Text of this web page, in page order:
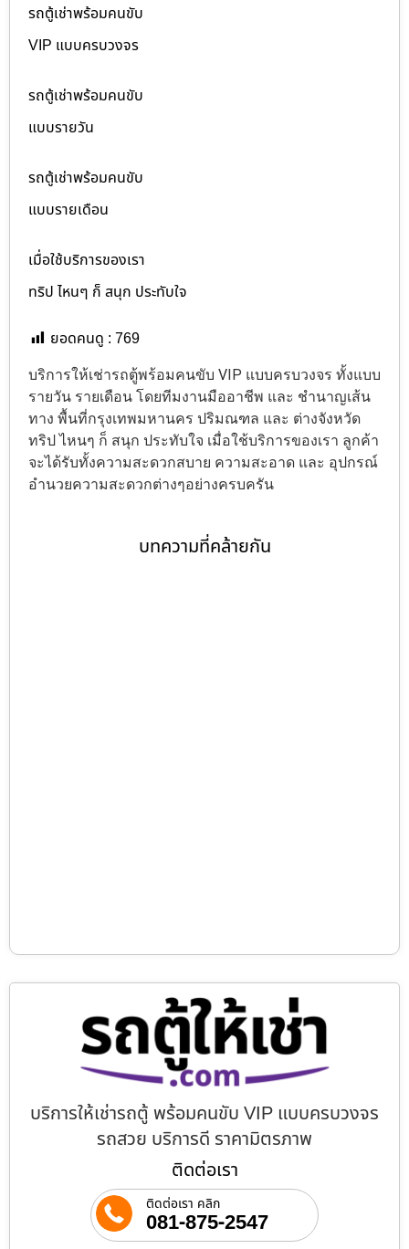
รถตู้เช่าพร้อมคนขับ
VIP แบบครบวงจร
รถตู้เช่าพร้อมคนขับ
แบบรายวัน
รถตู้เช่าพร้อมคนขับ
แบบรายเดือน
เมื่อใช้บริการของเรา
ทริป ไหนๆ ก็ สนุก ประทับใจ
ยอดคนดู : 769
บริการให้เช่ารถตู้พร้อมคนขับ VIP แบบครบวงจร ทั้งแบบ
รายวัน รายเดือน โดยทีมงานมืออาชีพ และ ชำนาญเส้น
ทาง พื้นที่กรุงเทพมหานคร ปริมณฑล และ ต่างจังหวัด
ทริป ไหนๆ ก็ สนุก ประทับใจ เมื่อใช้บริการของเรา ลูกค้า
จะได้รับทั้งความสะดวกสบาย ความสะอาด และ อุปกรณ์
อำนวยความสะดวกต่างๆอย่างครบครัน
บทความที่คล้ายกัน
บริการให้เช่ารถตู้ พร้อมคนขับ VIP แบบครบวงจร
รถสวย บริการดี ราคามิตรภาพ
ติดต่อเรา
ติดต่อเรา คลิก
081-875-2547